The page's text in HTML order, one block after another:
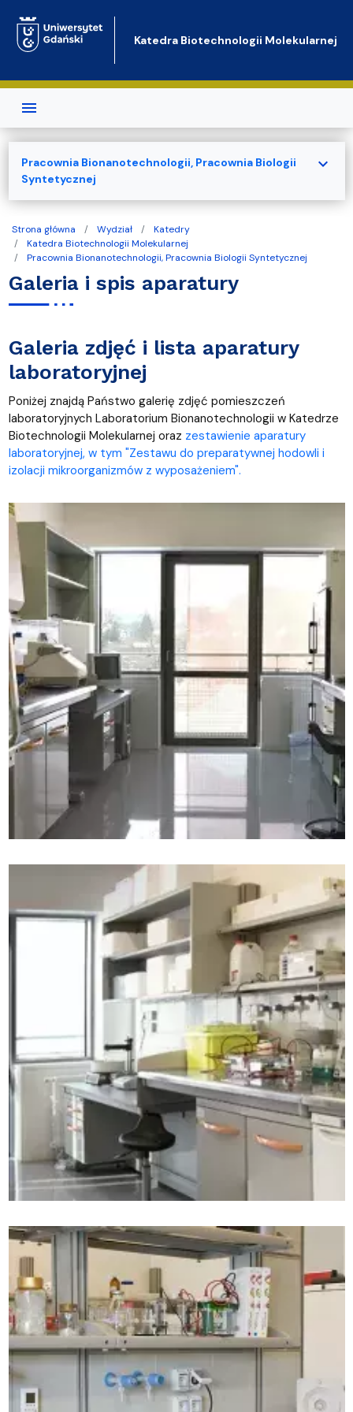
Katedra Biotechnologii Molekularnej
Strona główna Wydział
Katedry
Katedra Biotechnologii Molekularnej
Pracownia Bionanotechnologii, Pracownia Biologii Syntetycznej
Galeria i spis aparatury
Galeria zdjęć i lista aparatury
laboratoryjnej
Poniżej znajdą Państwo galerię zdjęć pomieszczeń
laboratoryjnych Laboratorium Bionanotechnologii w Katedrze
Biotechnologii Molekularnej oraz zestawienie aparatury
laboratoryjnej, w tym "Zestawu do preparatywnej hodowli i
izolacji mikroorganizmów z wyposażeniem".
Pracownia Bionanotechnologii, Pracownia Biologii
Syntetycznej
expand_more